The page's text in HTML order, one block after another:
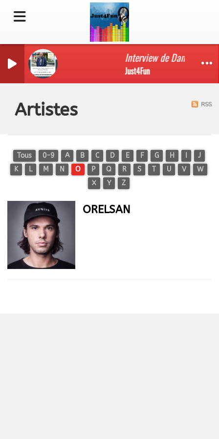
Interview de Dany
Just4Fun
Artistes RSS
Tous 0-9 A B C D E F G H
J
K
L M N O P Q R S T U V
W
X
Y Z
ORELSAN